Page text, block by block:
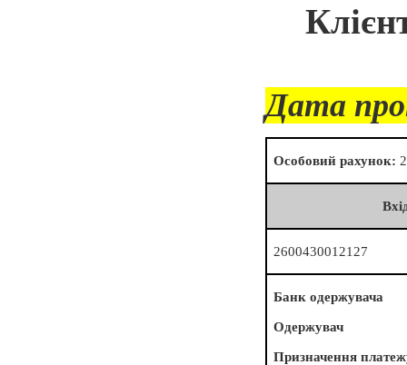
Дата
Особовий рахунок:
2600430012127
Банк одержувача
Одержувач
Призначення